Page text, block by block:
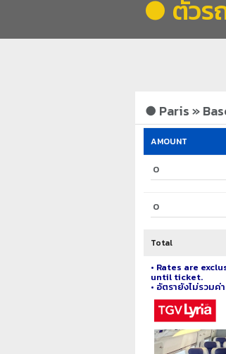
● ตั๋วร
● Paris »
AMOUNT
0
0
Total
• Rates are
until ticket.
• อัตรายังไม่รวม